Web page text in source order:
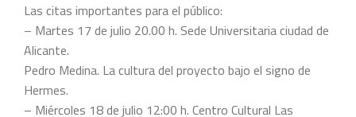
Las citas importantes para el público:
– Martes 17 de julio 20.00 h. Sede Universitaria ciudad de
Alicante.
Pedro Medina. La cultura del proyecto bajo el signo de
Hermes.
– Miércoles 18 de julio 12:00 h. Centro Cultural Las